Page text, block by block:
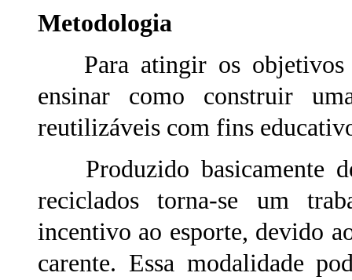
Metodologia
Para atingir os objetivos
ensinar como construir
reutilizáveis com fins
Produzido basicamente
reciclados torna-se um
incentivo ao esporte, devido
carente. Essa modalidade